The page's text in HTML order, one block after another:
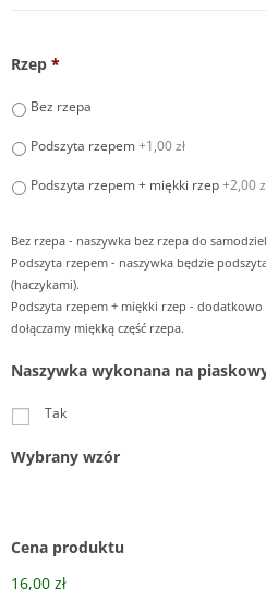
Rzep *
Bez rzepa
Podszyta rzepem+1,00 zł
Podszyta rzepem + miękki rzep+2,00
Bez rzepa - naszywka bez rzepa do
Podszyta rzepem - naszywka będzie
(haczykami).
Podszyta rzepem + miękki rzep -
dołączamy miękką część rzepa.
Naszywka wykonana na
Tak
Wybrany wzór
Cena produktu
16,00 zł